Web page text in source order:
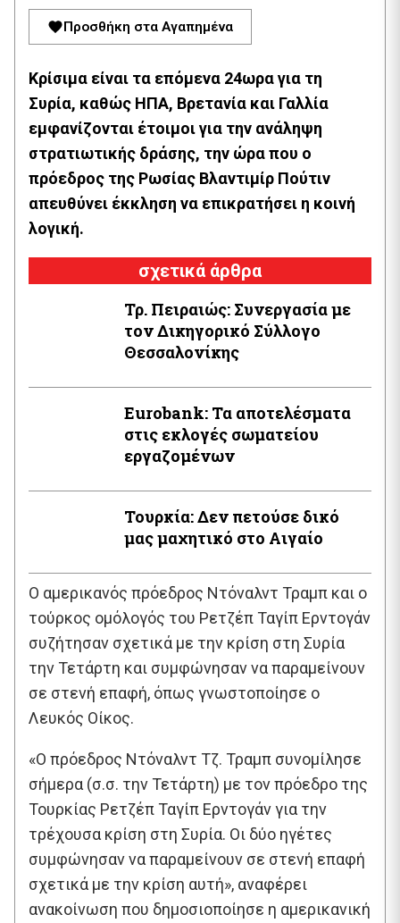
Προσθήκη στα Αγαπημένα
Κρίσιμα είναι τα επόμενα 24ωρα για τη
Συρία, καθώς ΗΠΑ, Βρετανία και Γαλλία
εμφανίζονται έτοιμοι για την ανάληψη
στρατιωτικής δράσης, την ώρα που ο
πρόεδρος της Ρωσίας Βλαντιμίρ Πούτιν
απευθύνει έκκληση να επικρατήσει η κοινή
λογική.
σχετικά άρθρα
Τρ. Πειραιώς: Συνεργασία με
τον Δικηγορικό Σύλλογο
Θεσσαλονίκης
Εurobank: Τα αποτελέσματα
στις εκλογές σωματείου
εργαζομένων
Τουρκία: Δεν πετούσε δικό
μας μαχητικό στο Αιγαίο
Ο αμερικανός πρόεδρος Ντόναλντ Τραμπ και ο
τούρκος ομόλογός του Ρετζέπ Ταγίπ Ερντογάν
συζήτησαν σχετικά με την κρίση στη Συρία
την Τετάρτη και συμφώνησαν να παραμείνουν
σε στενή επαφή, όπως γνωστοποίησε ο
Λευκός Οίκος.
«Ο πρόεδρος Ντόναλντ Τζ. Τραμπ συνομίλησε
σήμερα (σ.σ. την Τετάρτη) με τον πρόεδρο της
Τουρκίας Ρετζέπ Ταγίπ Ερντογάν για την
τρέχουσα κρίση στη Συρία. Οι δύο ηγέτες
συμφώνησαν να παραμείνουν σε στενή επαφή
σχετικά με την κρίση αυτή», αναφέρει
ανακοίνωση που δημοσιοποίησε η αμερικανική